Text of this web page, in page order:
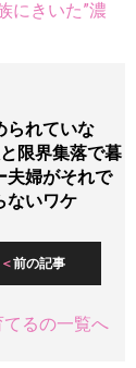
にきいた”濃
られていな
限界集落で暮
夫婦がそれで
ないワケ
前の記事
てるの一覧へ